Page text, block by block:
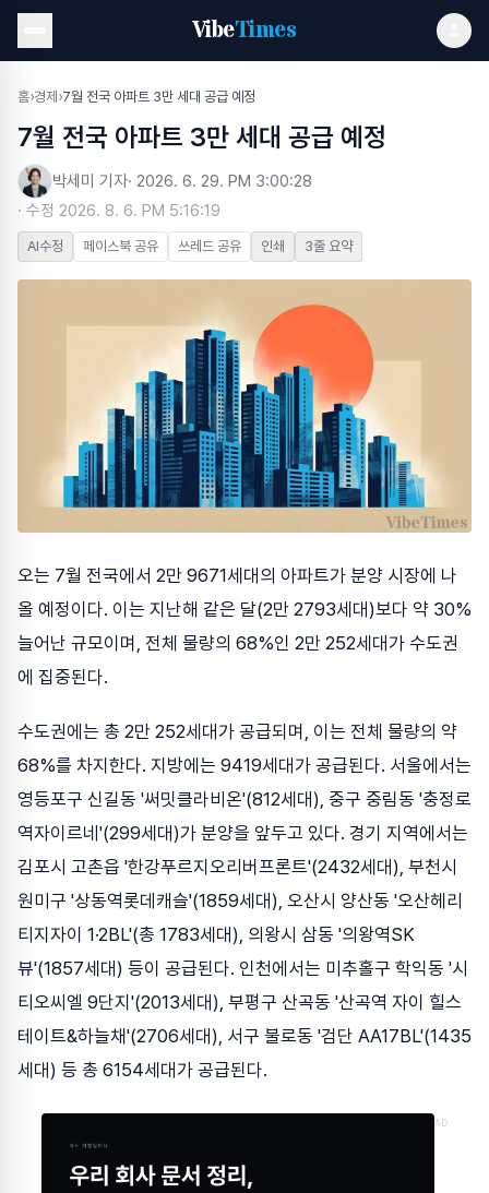
VibeTimes
홈›경제 ›7월 전국 아파트 3만 세대 공급 예정
7월 전국 아파트 3만 세대 공급 예정
박세미 기자· 2026. 6. 29. PM 3:00:28
· 수정 2026. 8. 6. PM 5:16:19
AI수정 페이스북 공유 쓰레드 공유 인쇄 3줄 요약
오는 7월 전국에서 2만 9671세대의 아파트가 분양 시장에 나
올 예정이다. 이는 지난해 같은 달(2만 2793세대)보다 약 30%
늘어난 규모이며, 전체 물량의 68%인 2만 252세대가 수도권
에 집중된다.
수도권에는 총 2만 252세대가 공급되며, 이는 전체 물량의 약
68%를 차지한다. 지방에는 9419세대가 공급된다. 서울에서는
영등포구 신길동 '써밋클라비온'(812세대), 중구 중림동 '충정로
역자이르네'(299세대)가 분양을 앞두고 있다. 경기 지역에서는
김포시 고촌읍 '한강푸르지오리버프론트'(2432세대), 부천시
원미구 '상동역롯데캐슬'(1859세대), 오산시 양산동 '오산헤리
티지자이 1·2BL'(총 1783세대), 의왕시 삼동 '의왕역SK
뷰'(1857세대) 등이 공급된다. 인천에서는 미추홀구 학익동 '시
티오씨엘 9단지'(2013세대), 부평구 산곡동 '산곡역 자이 힐스
테이트&하늘채'(2706세대), 서구 불로동 '검단 AA17BL'(1435
세대) 등 총 6154세대가 공급된다.
AD